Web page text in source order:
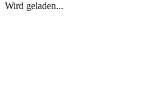
Wird geladen...